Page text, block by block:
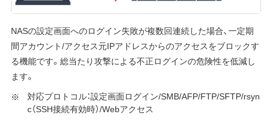
NASの設定画面へのログイン失敗が複数回連続した場合、一定期
間アカウント/アクセス元IPアドレスからのアクセスをブロックす
る機能です。総当たり攻撃による不正ログインの危険性を低減し
ます。
対応プロトコル：設定画面ログイン/SMB/AFP/FTP/SFTP/rsyn
c（SSH接続有効時）/Webアクセス